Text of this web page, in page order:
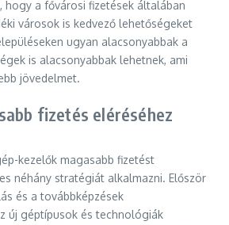
hogy a fővárosi fizetések általában
városok is kedvező lehetőségeket
ugyan alacsonyabbak a
is alacsonyabbak lehetnek, ami
jövedelmet.
fizetés eléréséhez
kezelők magasabb fizetést
néhány stratégiát alkalmazni. Először
és a továbbképzések
új géptípusok és technológiák